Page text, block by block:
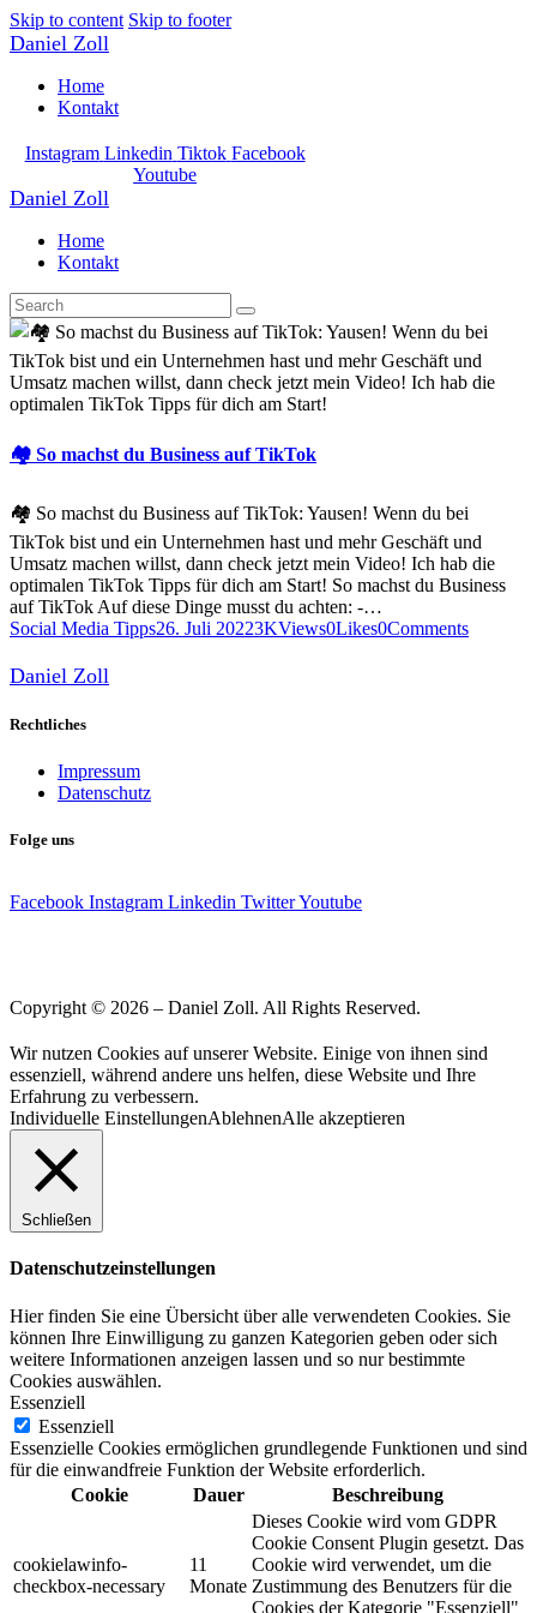
Skip to content Skip to footer
Daniel Zoll
Home
Kontakt
Instagram Linkedin Tiktok Facebook
Youtube
Daniel Zoll
Home
Kontakt
🏘 So machst du Business auf TikTok
🏘 So machst du Business auf TikTok: Yausen! Wenn du bei
TikTok bist und ein Unternehmen hast und mehr Geschäft und
Umsatz machen willst, dann check jetzt mein Video! Ich hab die
optimalen TikTok Tipps für dich am Start! So machst du Business
auf TikTok Auf diese Dinge musst du achten: -…
Social Media Tipps26. Juli 20223KViews0Likes0Comments
Daniel Zoll
Rechtliches
Impressum
Datenschutz
Folge uns
Facebook Instagram Linkedin TwitterYoutube
Copyright © 2026 – Daniel Zoll. All Rights Reserved.
Wir nutzen Cookies auf unserer Website. Einige von ihnen sind
essenziell, während andere uns helfen, diese Website und Ihre
Erfahrung zu verbessern.
Individuelle EinstellungenAblehnenAlle akzeptieren
Schließen
Datenschutzeinstellungen
Hier finden Sie eine Übersicht über alle verwendeten Cookies. Sie
können Ihre Einwilligung zu ganzen Kategorien geben oder sich
weitere Informationen anzeigen lassen und so nur bestimmte
Cookies auswählen.
Essenziell
Essenziell
Essenzielle Cookies ermöglichen grundlegende Funktionen und sind
für die einwandfreie Funktion der Website erforderlich.
Cookie
Dauer Beschreibung
cookielawinfo-
checkbox-necessary
11
Monate
Dieses Cookie wird vom GDPR
Cookie Consent Plugin gesetzt. Das
Cookie wird verwendet, um die
Zustimmung des Benutzers für die
Cookies der Kategorie "Essenziell"